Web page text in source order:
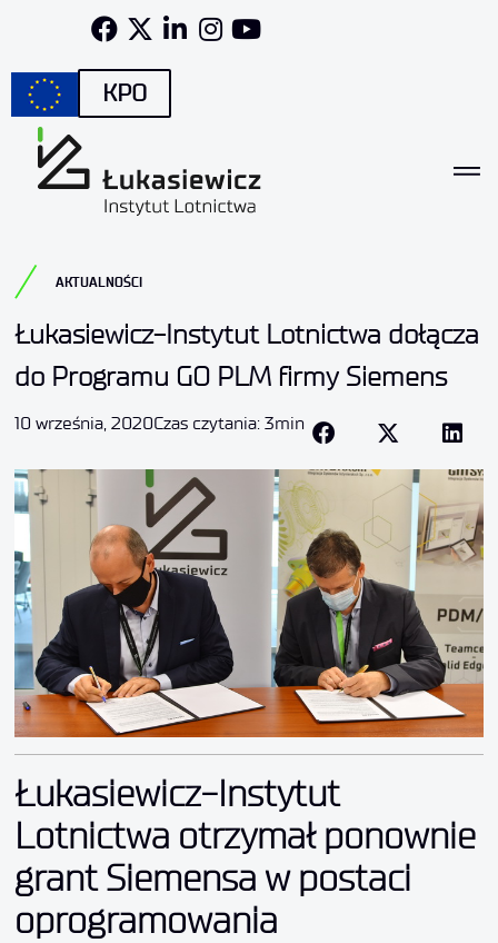
KPO
AKTUALNOŚCI
Łukasiewicz-Instytut Lotnictwa dołącza
do Programu GO PLM firmy Siemens
10 września, 2020Czas czytania: 3min
Łukasiewicz-Instytut
Lotnictwa otrzymałponownie
grant Siemensa w postaci
oprogramowania